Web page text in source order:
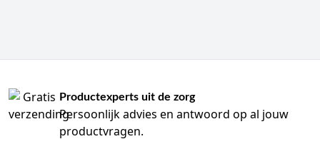
Productexperts uit de zorg
Persoonlijk advies en antwoord op al jouw
productvragen.